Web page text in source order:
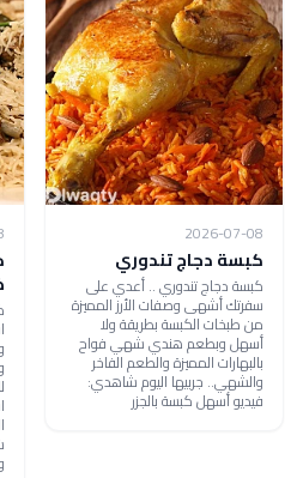
2026-07-08
كبسة دجاج تندوري
كبسة دجاج تندوري .. أعدي على
سفرتك أشهى وصفات الأرز المميزة
من طبخات الكبسة بطريقة ولا
أسهل وبطعم هندي شهي فواح
بالبهارات المميزة والطعم الفاخر
والشهي.. جربيها اليوم شاهدي:
فيديو أسهل كبسة بالجزر